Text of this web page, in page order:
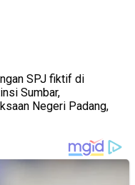
SPJ fiktif di
Sumbar,
Negeri Padang,